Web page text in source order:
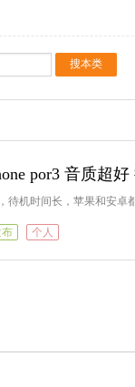
por3 音质超
待机时间长，苹果和安
布 个人